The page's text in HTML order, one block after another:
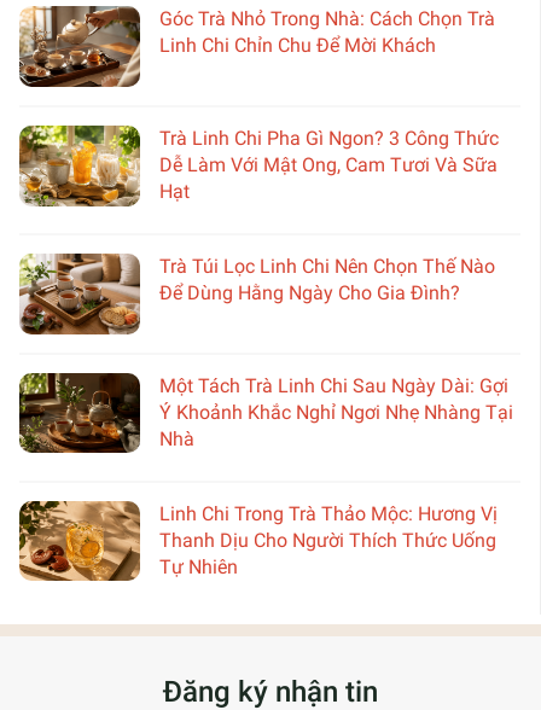
Góc Trà Nhỏ Trong Nhà: Cách Chọn Trà
Linh Chi Chỉn Chu Để Mời Khách
Trà Linh Chi Pha Gì Ngon? 3 Công Thức
Dễ Làm Với Mật Ong, Cam Tươi Và Sữa
Hạt
Trà Túi Lọc Linh Chi Nên Chọn Thế Nào
Để Dùng Hằng Ngày Cho Gia Đình?
Một Tách Trà Linh Chi Sau Ngày Dài: Gợi
Ý Khoảnh Khắc Nghỉ Ngơi Nhẹ Nhàng Tại
Nhà
Linh Chi Trong Trà Thảo Mộc: Hương Vị
Thanh Dịu Cho Người Thích Thức Uống
Tự Nhiên
Đăng ký nhận tin